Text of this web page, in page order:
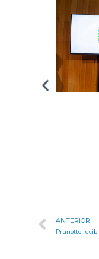
ANTERIOR